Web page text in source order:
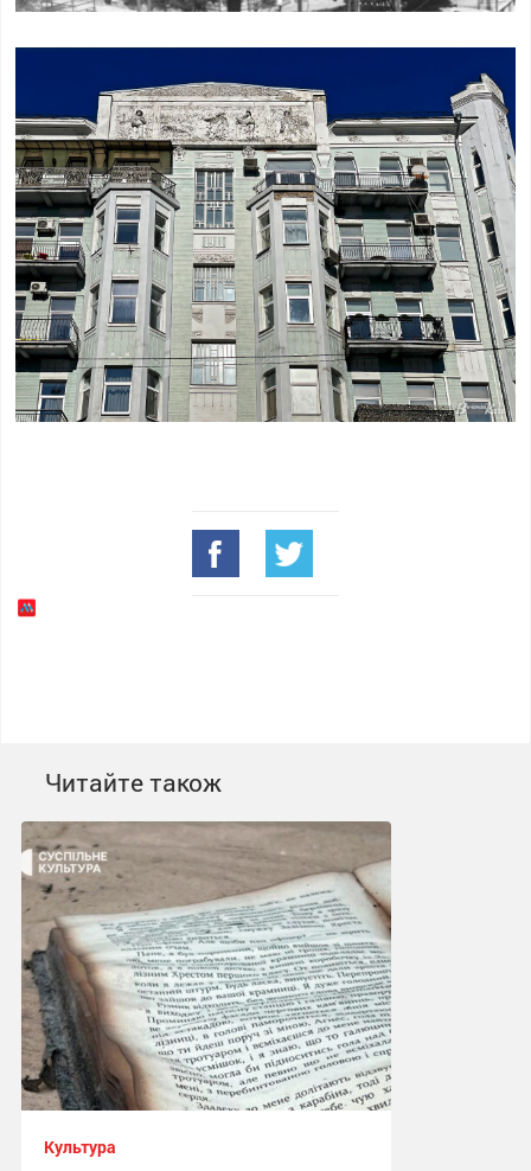
Читайте також
Культура